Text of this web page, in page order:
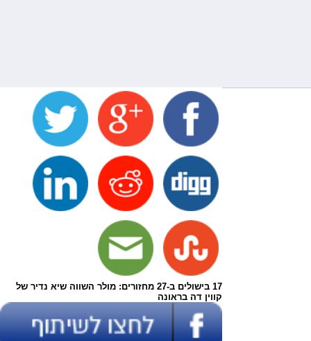
17 בישולים ב-27 מחזורים: מולר השווה שיא נדיר של
קווין דה בראונה